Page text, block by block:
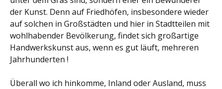
der Kunst. Denn auf Friedhöfen, insbesondere wieder
auf solchen in Großstädten und hier in Stadtteilen mit
wohlhabender Bevölkerung, findet sich großartige
Handwerkskunst aus, wenn es gut läuft, mehreren
Jahrhunderten !
Überall wo ich hinkomme, Inland oder Ausland, muss